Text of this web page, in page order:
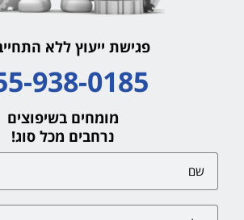
פגישת ייעוץ ללא
938-0185
מומחים בשיפוצים
נרחבים מכל סוג!